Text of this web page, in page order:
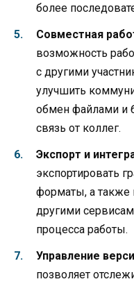
более
Совместная
возможность
с другими
улучшить
обмен файлами и
связь от коллег.
Экспорт и
экспортировать
форматы, а также
другими
процесса работы.
Управление
позволяет